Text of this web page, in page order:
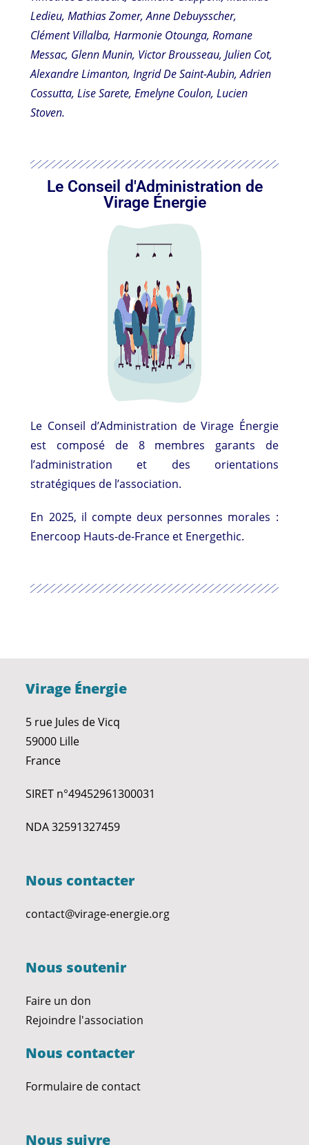
Ledieu, Mathias Zomer, Anne Debuysscher,
Clément Villalba, Harmonie Otounga, Romane
Messac, Glenn Munin, Victor Brousseau, Julien Cot,
Alexandre Limanton, Ingrid De Saint-Aubin, Adrien
Cossutta, Lise Sarete, Emelyne Coulon, Lucien
Stoven.
Le Conseil d'Administration de
Virage Énergie
Le Conseil d’Administration de Virage Énergie
est composé de 8 membres garants de
l’administration et des orientations
stratégiques de l’association.
En 2025, il compte deux personnes morales :
Enercoop Hauts-de-France et Energethic.
Virage Énergie
5 rue Jules de Vicq
59000 Lille
France
SIRET n°49452961300031
NDA 32591327459
Nous contacter
contact@virage-energie.org
Nous soutenir
Faire un don
Rejoindre l'association
Nous contacter
Formulaire de contact
Nous suivre